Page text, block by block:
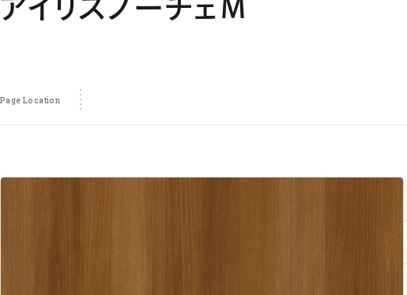
アイリスノーチェＭ
Page Location